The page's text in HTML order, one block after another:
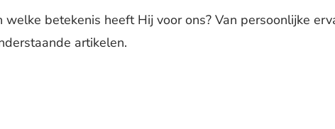
betekenis heeft Hij voor ons? Van persoonlijke
artikelen.